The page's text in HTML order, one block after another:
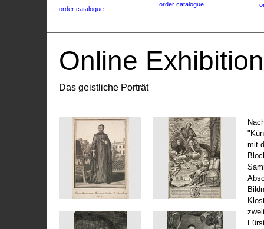
order catalogue
order catalogue
Online
Das geistliche Porträt
mit